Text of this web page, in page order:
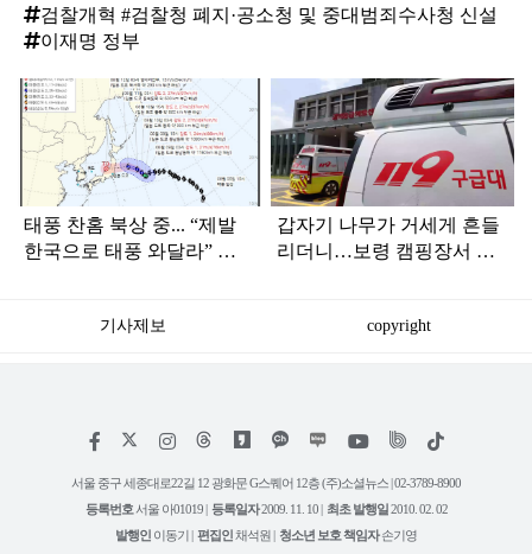
검찰개혁 #검찰청 폐지·공소청 및 중대범죄수사청 신설
이재명 정부
탑
라
인
태풍 찬홈 북상 중... “제발
한국으로 태풍 와달라” 말
갑자기 나무가 거세게 흔들
리더니…보령 캠핑장서 일
기사제보 copyright
페
스
인
타
램
위
트
유
튜
틱
서울 중구 세종대로22길 12 광화문 G스퀘어 12층 (주)소셜뉴스 | 02-3789-8900
등록번호 서울 아01019 | 등록일자2009. 11. 10 | 최초 발행일 2010. 02. 02
발행인 이동기 | 편집인 채석원 | 청소년 보호 책임자손기영